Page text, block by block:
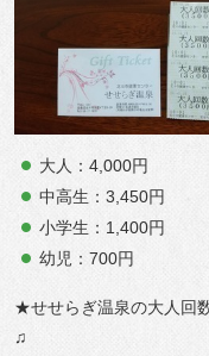
大人：4,000円
中高生：3,450円
小学生：1,400円
幼児：700円
★せせらぎ温泉の大人回
♫